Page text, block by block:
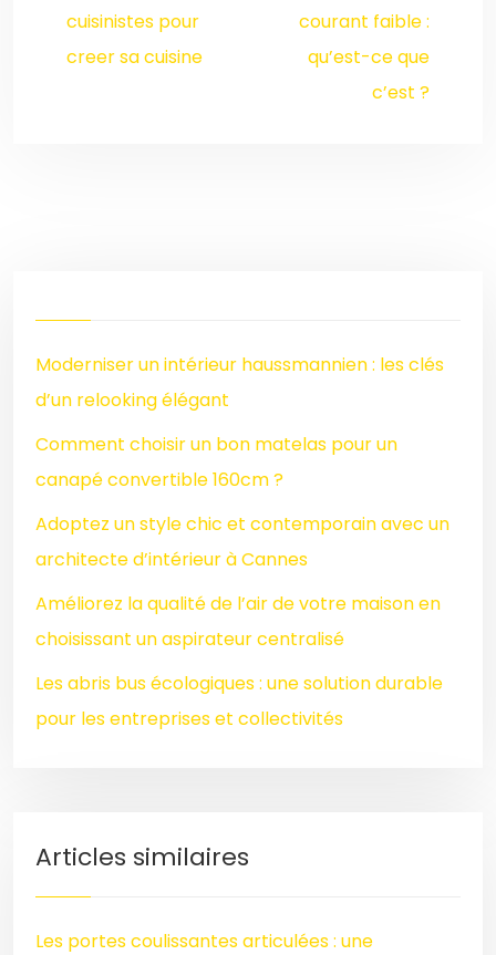
cuisinistes pour
creer sa cuisine
courant faible :
qu’est-ce que
c’est ?
Moderniser un intérieur haussmannien : les clés
d’un relooking élégant
Comment choisir un bon matelas pour un
canapé convertible 160cm ?
Adoptez un style chic et contemporain avec un
architecte d’intérieur à Cannes
Améliorez la qualité de l’air de votre maison en
choisissant un aspirateur centralisé
Les abris bus écologiques : une solution durable
pour les entreprises et collectivités
Articles similaires
Les portes coulissantes articulées : une